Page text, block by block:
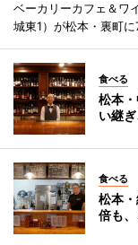
ベーカリーカフェ＆ワ
城東1）が松本・裏町
食べる
松本
い継
食べる
松本
倍も